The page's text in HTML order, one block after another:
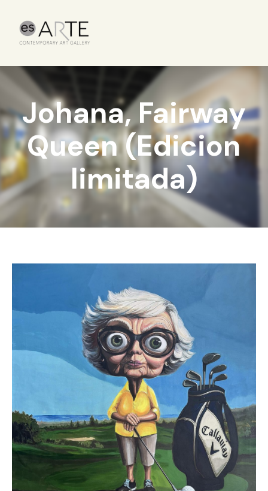
Johana, Fairway
Queen (Edicion
limitada)